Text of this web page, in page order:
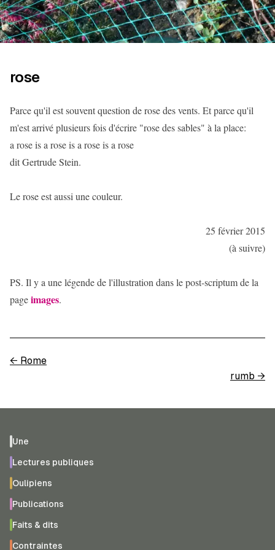
rose
Parce qu'il est souvent question de rose des vents. Et parce qu'il
m'est arrivé plusieurs fois d'écrire "rose des sables" à la place:
a rose is a rose is a rose is a rose
dit Gertrude Stein.
Le rose est aussi une couleur.
25 février 2015
(à suivre)
PS. Il y a une légende de l'illustration dans le post-scriptum de la
pageimages.
← Rome
rumb →
Une
Lectures publiques
Oulipiens
Publications
Faits & dits
Contraintes